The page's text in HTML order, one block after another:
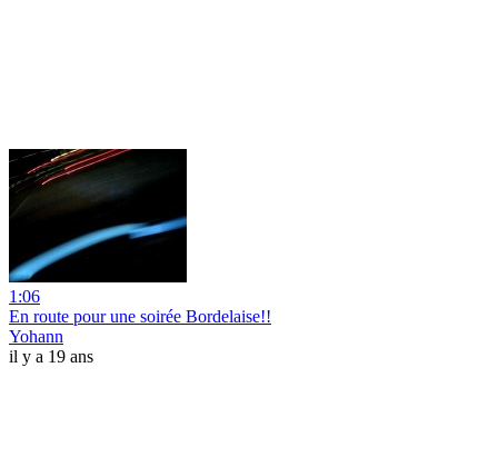
1:06
En route pour une soirée Bordelaise!!
Yohann
il y a 19 ans